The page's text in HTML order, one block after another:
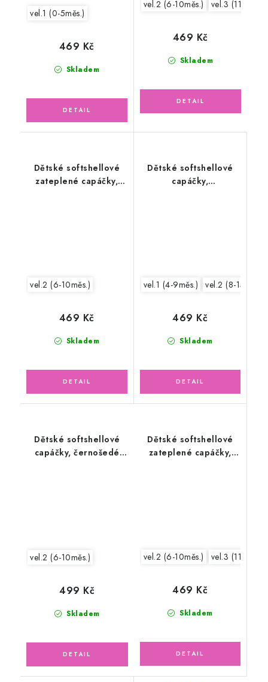
vel.1 (0-5měs.)
Skladem
469 Kč
vel.2 (6-10měs.) vel.3 (11-
Skladem
469 Kč
Dětské softshellové
zateplené capáčky,
vel.2 (6-10měs.)
Skladem
469 Kč
Dětské softshellové
capáčky,
vel.1 (4-9měs.) vel.2 (8-15měs.)
Skladem
469 Kč
Dětské softshellové
capáčky, černošedé
vel.2 (6-10měs.)
Skladem
499 Kč
Dětské softshellové
zateplené capáčky,
vel.2 (6-10měs.) vel.3 (11-
Skladem
469 Kč